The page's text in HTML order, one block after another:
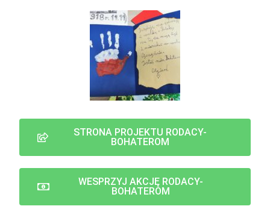
STRONA PROJEKTU RODACY-
BOHATEROM
WESPRZYJ AKCJĘ RODACY-
BOHATEROM